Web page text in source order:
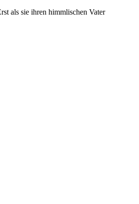
als sie ihren himmlischen Vater